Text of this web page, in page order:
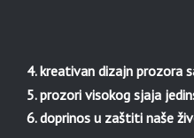
4. kreativan dizajn prozora
5. prozori visokog sjaja
6. doprinos u zaštiti naše